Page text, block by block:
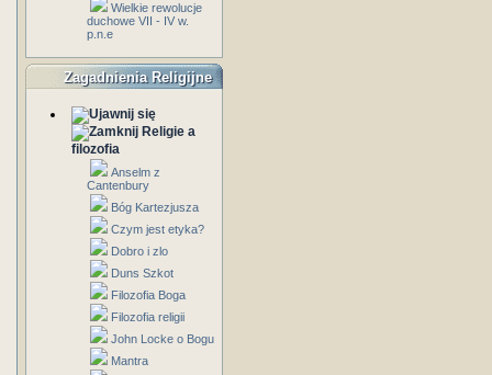
Wielkie rewolucje
duchowe VII - IV w.
p.n.e
Zagadnienia Religijne
Religie a
filozofia
Anselm z
Cantenbury
Bóg Kartezjusza
Czym jest etyka?
Dobro i zlo
Duns Szkot
Filozofia Boga
Filozofia religii
John Locke o Bogu
Mantra